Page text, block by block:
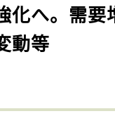
化へ。需要
動等